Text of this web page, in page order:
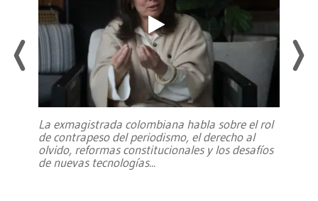
La exmagistrada colombiana habla sobre el rol
de contrapeso del periodismo, el derecho al
olvido, reformas constitucionales y los desafíos
de nuevas tecnologías...